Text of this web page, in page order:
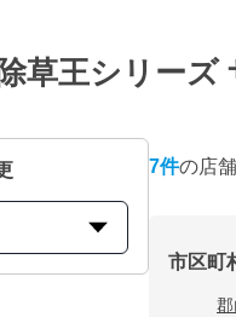
草王シリー
7件の店
市区町